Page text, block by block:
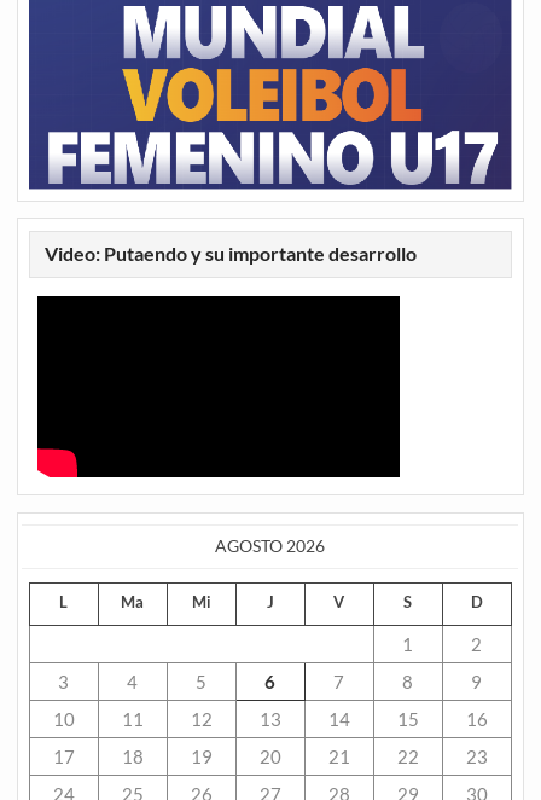
Video: Putaendo y su importante desarrollo
AGOSTO 2026
L Ma Mi J V S D
1
2
3
4 5 6 7 8
9
10
11 12 13 14 15
16
17
18 19 20 21 22
23
24
25 26 27 28 29 30